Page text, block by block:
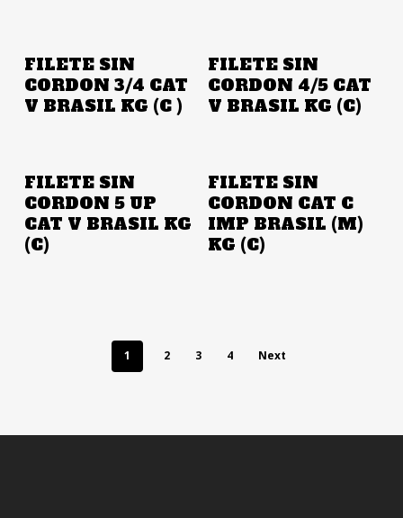
Añadir A La Cotización
FILETE SIN
CORDON 3/4 CAT
V BRASIL KG (C )
Añadir A La Cotización
FILETE SIN
CORDON 4/5 CAT
V BRASIL KG (C)
Añadir A La Cotización
FILETE SIN
CORDON 5 UP
CAT V BRASIL KG
(C)
Añadir A La Cotización
FILETE SIN
CORDON CAT C
IMP BRASIL (M)
KG (C)
1 2 3 4 Next